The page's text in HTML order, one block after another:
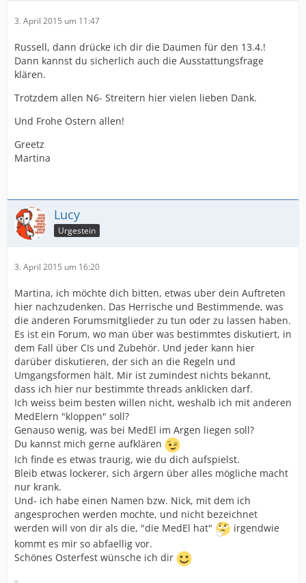
3. April 2015 um 11:47
Russell, dann drücke ich dir die Daumen für den 13.4.!
Dann kannst du sicherlich auch die Ausstattungsfrage
klären.
Trotzdem allen N6- Streitern hier vielen lieben Dank.
Und Frohe Ostern allen!
Greetz
Martina
Lucy
Urgestein
3. April 2015 um 16:20
Martina, ich möchte dich bitten, etwas uber dein Auftreten
hier nachzudenken. Das Herrische und Bestimmende, was
die anderen Forumsmitglieder zu tun oder zu lassen haben.
Es ist ein Forum, wo man über was bestimmtes diskutiert, in
dem Fall über CIs und Zubehör. Und jeder kann hier
darüber diskutieren, der sich an die Regeln und
Umgangsformen hält. Mir ist zumindest nichts bekannt,
dass ich hier nur bestimmte threads anklicken darf.
Ich weiss beim besten willen nicht, weshalb ich mit anderen
MedElern "kloppen" soll?
Genauso wenig, was bei MedEl im Argen liegen soll?
Du kannst mich gerne aufklären
Ich finde es etwas traurig, wie du dich aufspielst.
Bleib etwas lockerer, sich ärgern über alles mögliche macht
nur krank.
Und- ich habe einen Namen bzw. Nick, mit dem ich
angesprochen werden mochte, und nicht bezeichnet
werden will von dir als die, "die MedEl hat"
irgendwie
kommt es mir so abfaellig vor.
Schönes Osterfest wünsche ich dir